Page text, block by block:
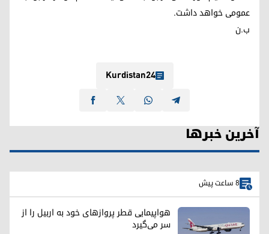
عمومی خواهد داشت.
ب.ن
Kurdistan24
آخرین خبرها
8 ساعت پیش
هواپیمایی قطر پروازهای خود به اربیل را از
سر می‌گیرد